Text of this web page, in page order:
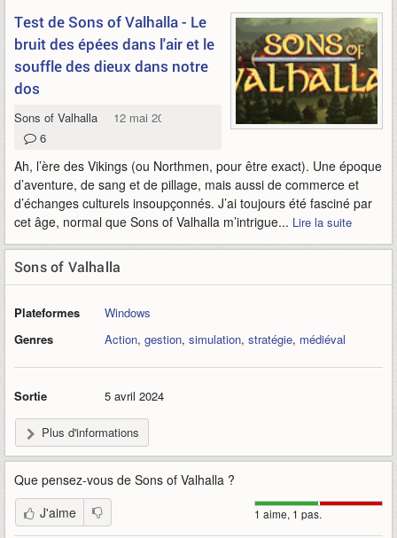
Test de Sons of Valhalla - Le
bruit des épées dans l'air et le
souffle des dieux dans notre
dos
Sons of Valhalla
12 mai 2024
6
Ah, l’ère des Vikings (ou Northmen, pour être exact). Une époque
d’aventure, de sang et de pillage, mais aussi de commerce et
d’échanges culturels insoupçonnés. J’ai toujours été fasciné par
cet âge, normal que Sons of Valhalla m’intrigue... Lire la suite
Sons of Valhalla
Plateformes
Windows
Genres
Action, gestion, simulation, stratégie, médiéval
Sortie 5 avril 2024
Plus d'informations
Que pensez-vous de Sons of Valhalla ?
1 aime, 1 pas.
J'aime